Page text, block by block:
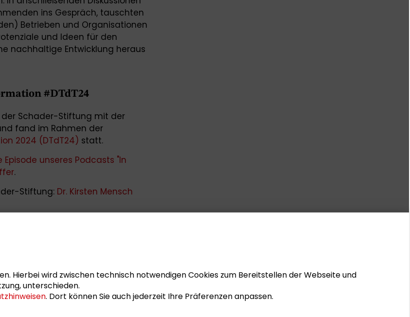
ins Gespräch, tauschten
Betrieben und Organisationen
und Ideen für den
nachhaltige Entwicklung heraus
#DTdT24
der Schader-Stiftung mit der
fand im Rahmen der
2024 (DTdT24) statt.
Episode unseres Podcasts "In
.
Stiftung: Dr. Kirsten Mensch
Hierbei wird zwischen technisch notwendigen Cookies zum Bereitstellen der Webseite und
unterschieden.
. Dort können Sie auch jederzeit Ihre Präferenzen anpassen.